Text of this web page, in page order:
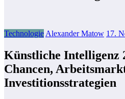
Technologie Alexander Matow 17.
Künstliche Intelligenz
Chancen,
Investitionsstrategien